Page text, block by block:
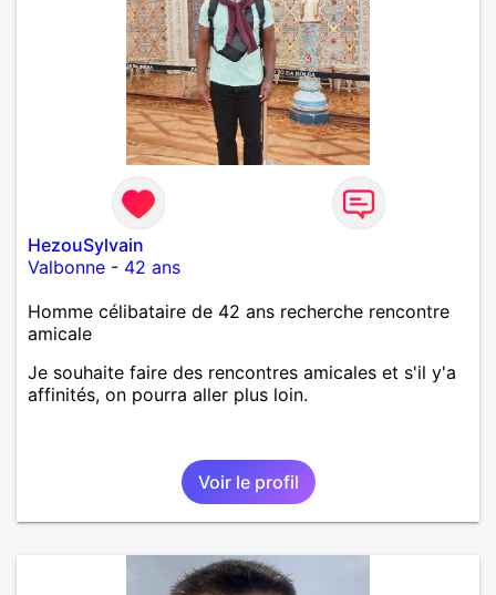
HezouSylvain
Valbonne - 42 ans
Homme célibataire de 42 ans recherche rencontre
amicale
Je souhaite faire des rencontres amicales et s'il y'a
affinités, on pourra aller plus loin.
Voir le profil